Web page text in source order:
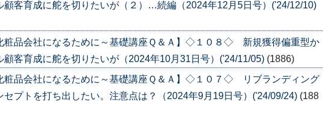
顧客育成に舵を切りたいが（２）…続編（2024年12月5日号）('24/12/10)
粧品会社になるために～基礎講座Ｑ＆Ａ】◇１０８◇ 新規獲得偏重型か
顧客育成に舵を切りたいが（2024年10月31日号）('24/11/05) (1886)
粧品会社になるために～基礎講座Ｑ＆Ａ】◇１０７◇ リブランディング
セプトを打ち出したい。注意点は？（2024年9月19日号）('24/09/24) (188